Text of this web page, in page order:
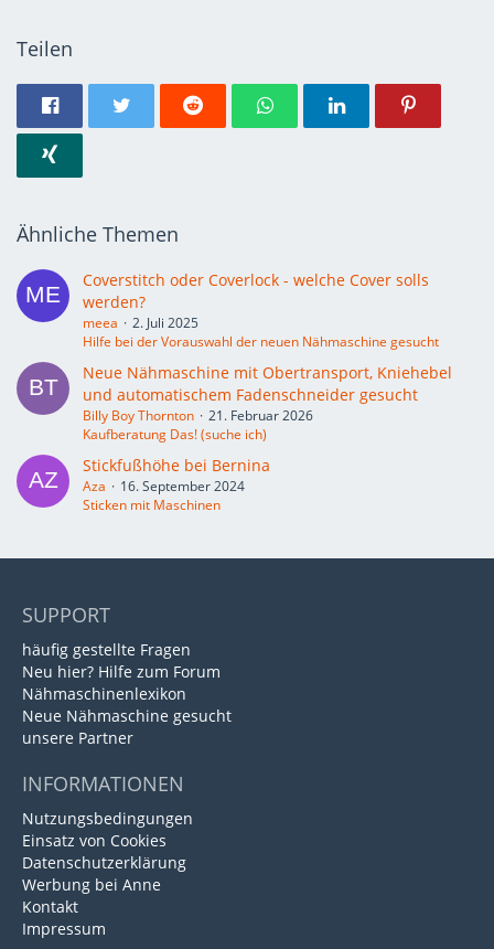
Teilen
Ähnliche Themen
Coverstitch oder Coverlock - welche Cover solls
werden?
meea
2. Juli 2025
Hilfe bei der Vorauswahl der neuen Nähmaschine gesucht
Neue Nähmaschine mit Obertransport, Kniehebel
und automatischem Fadenschneider gesucht
Billy Boy Thornton
21. Februar 2026
Kaufberatung Das! (suche ich)
Stickfußhöhe bei Bernina
Aza
16. September 2024
Sticken mit Maschinen
SUPPORT
häufig gestellte Fragen
Neu hier? Hilfe zum Forum
Nähmaschinenlexikon
Neue Nähmaschine gesucht
unsere Partner
INFORMATIONEN
Nutzungsbedingungen
Einsatz von Cookies
Datenschutzerklärung
Werbung bei Anne
Kontakt
Impressum